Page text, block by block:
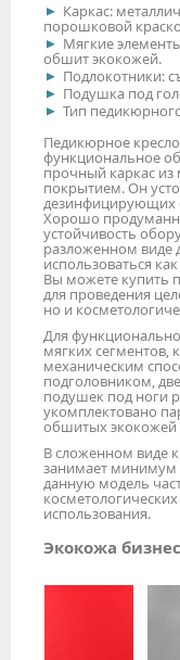
Каркас:
порошковой
Мягкие
обшит экокожей.
Подлокотники:
Подушка под
Тип
Педикюрное
функциональное
прочный каркас из
покрытием. Он
дезинфицирующих
Хорошо
устойчивость
разложенном виде
использоваться
Вы можете купить
для проведения
но и
Для
мягких сегментов,
механическим
подголовником,
подушек под ноги
укомплектовано
обшитых экокожей
В сложенном виде
занимает минимум
данную модель
использования.
Экокожа